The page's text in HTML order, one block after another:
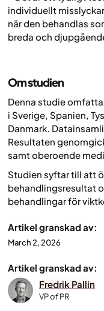
individuellt
när den behandlas
breda och
Om studien
Denna studie
i Sverige, Spanien,
Danmark.
Resultaten
samt oberoende
Studien syftar till att
behandlingsresultat
behandlingar för
Artikel granskad av:
March 2, 2026
Artikel granskad av:
Fredrik Pallin
VP of PR